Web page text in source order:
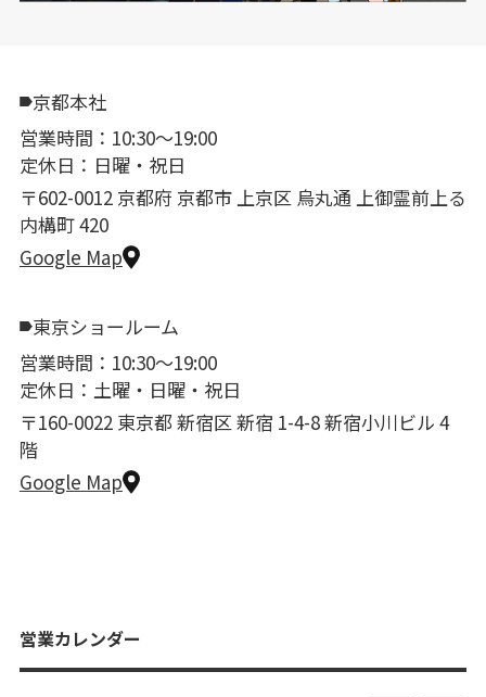
京都本社
営業時間：10:30〜19:00
定休日：日曜・祝日
〒602-0012 京都府 京都市 上京区 烏丸通 上御霊前上る
内構町 420
Google Map
東京ショールーム
営業時間：10:30〜19:00
定休日：土曜・日曜・祝日
〒160-0022 東京都 新宿区 新宿 1-4-8 新宿小川ビル 4
階
Google Map
営業カレンダー